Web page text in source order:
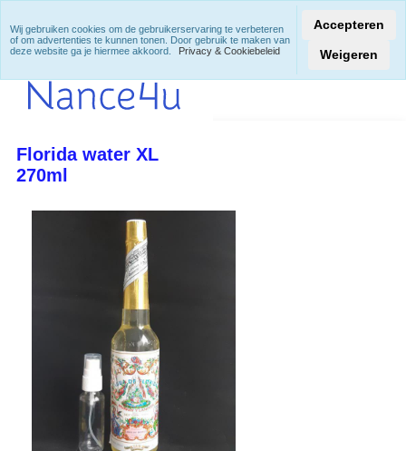
Florida water XL
270ml
Wij gebruiken cookies om de gebruikerservaring te verbeteren
of om advertenties te kunnen tonen. Door gebruik te maken van
deze website ga je hiermee akkoord.
Privacy & Cookiebeleid
Accepteren
Weigeren